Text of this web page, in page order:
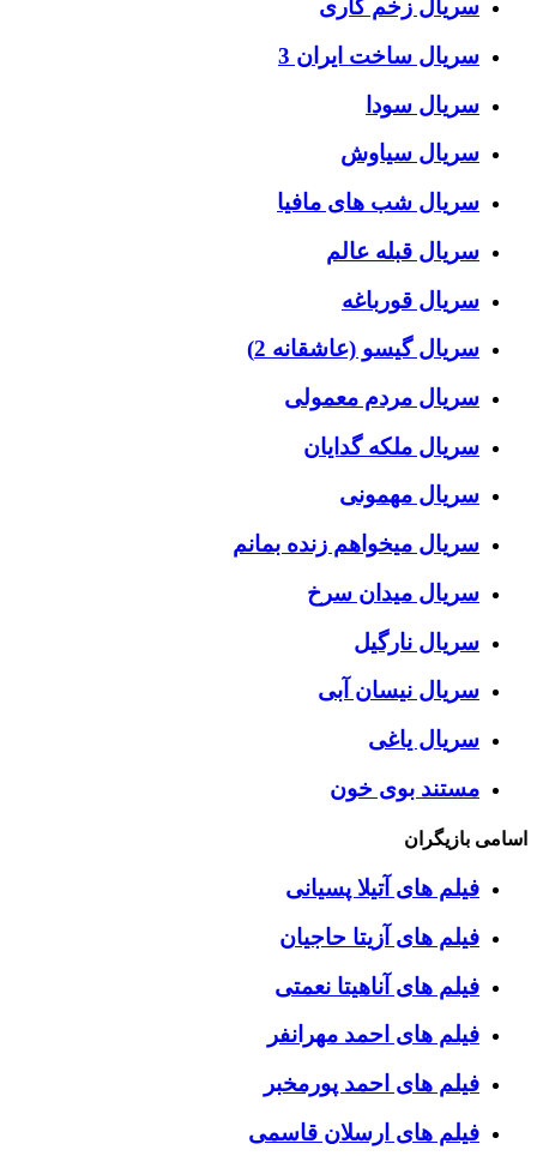
سریال زخم کاری
سریال ساخت ایران 3
سریال سودا
سریال سیاوش
سریال شب های مافیا
سریال قبله عالم
سریال قورباغه
سریال گیسو (عاشقانه 2)
سریال مردم معمولی
سریال ملکه گدایان
سریال مهمونی
سریال میخواهم زنده بمانم
سریال میدان سرخ
سریال نارگیل
سریال نیسان آبی
سریال یاغی
مستند بوی خون
اسامی بازیگران
فیلم های آتیلا پسیانی
فیلم های آزیتا حاجیان
فیلم های آناهیتا نعمتی
فیلم های احمد مهرانفر
فیلم های احمد پورمخبر
فیلم های ارسلان قاسمی